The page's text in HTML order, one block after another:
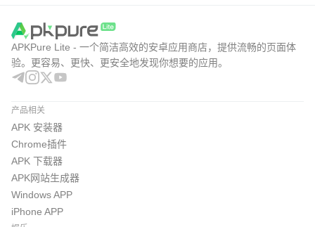
APKPure Lite - 一个简洁高效的安卓应用商店，提供流畅的页面体
验。更容易、更快、更安全地发现你想要的应用。
产品相关
APK 安装器
Chrome插件
APK 下载器
APK网站生成器
Windows APP
iPhone APP